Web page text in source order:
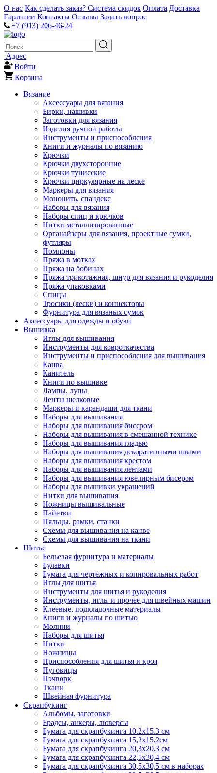
О нас Как сделать заказ? Система скидок Оплата Доставка
Гарантии Контакты Отзывы Задать вопрос
+7 (913) 206-46-24
Адрес
Войти
Корзина
Вязание
Аксессуары для вязания
Бирки, нашивки
Заготовки для вязания
Изделия ручной работы
Инструменты и приспособления
Книги и журналы по вязанию
Крючки
Крючки двухсторонние
Крючки тунисские
Крючки циркулярные на леске
Маркеры для вязания
Мононить, спандекс
Наборы для вязания
Наборы спиц и крючков
Нитки металлизированные
Органайзеры для вязания, проектные сумки,
футляры
Помпоны
Пряжа в мотках
Пряжа на бобинах
Пряжа трикотажная, шнур для вязания и рукоделия
Пряжа упаковками
Спицы
Тросики (лески) и коннекторы
Фурнитура для вязаных сумок
Аксессуары для одежды и обуви
Вышивка
Иглы для вышивания
Инструменты для ковроткачества
Инструменты и приспособления для вышивания
Канва
Канитель
Книги по вышивке
Лампы, лупы
Ленты шелковые
Маркеры и карандаши для ткани
Наборы для вышивания
Наборы для вышивания бисером
Наборы для вышивания в смешанной технике
Наборы для вышивания гладью
Наборы для вышивания декоративными швами
Наборы для вышивания крестом
Наборы для вышивания лентами
Наборы для вышивания ювелирным бисером
Наборы для вышивки украшений
Нитки для вышивания
Ножницы вышивальные
Пайетки
Пяльцы, рамки, станки
Схемы для вышивания на канве
Схемы для вышивания на ткани
Шитье
Бельевая фурнитура и материалы
Булавки
Бумага для чертежных и копировальных работ
Иглы для шитья
Инструменты для шитья и рукоделия
Инструменты, иглы и прочее для швейных машин
Клеевые, подкладочные материалы
Книги и журналы по шитью
Молнии
Наборы для шитья
Нитки
Ножницы
Приспособления для шитья и кроя
Пуговицы
Пэчворк
Ткани
Швейная фурнитура
Скрапбукинг
Альбомы, заготовки
Брадсы, анкеры, люверсы
Бумага для скрапбукинга 10.2х15.3 см
Бумага для скрапбукинга 15,2х15,2см
Бумага для скрапбукинга 20,3х20,3 см
Бумага для скрапбукинга 22,5х30,4 см
Бумага для скрапбукинга 30,5х30,5 см в наборах